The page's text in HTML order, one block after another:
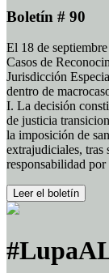
Boletín # 90
El 18 de
Casos de
Jurisdicción
dentro de
I. La decisión
de justicia
la imposición de
extrajudiciales, tras
responsabilidad por
Leer el boletín